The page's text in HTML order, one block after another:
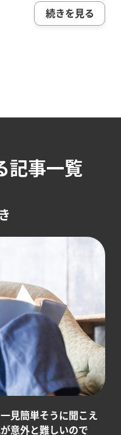
続きを見る
記事一覧
見簡単そうに聞こえ
意外と難しいので